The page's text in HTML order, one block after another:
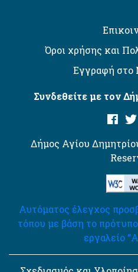
Όροι χρήσης και
Εγγραφή
Συνδεθείτε με τον
Δήμος Αγίου
Αυτόματος έλεγχος
τόπου με βάση το
εργαλείο